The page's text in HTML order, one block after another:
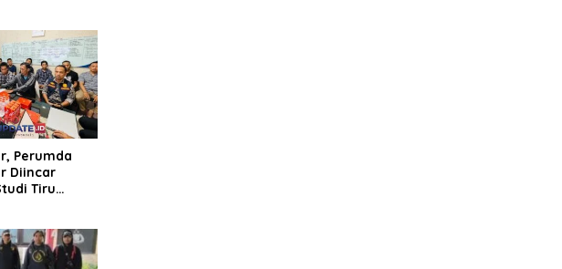
Perumda
Diincar
Tiru